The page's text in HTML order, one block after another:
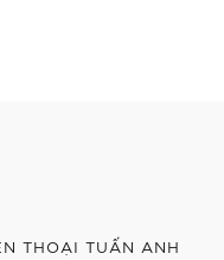
THOẠI TUẤN ANH